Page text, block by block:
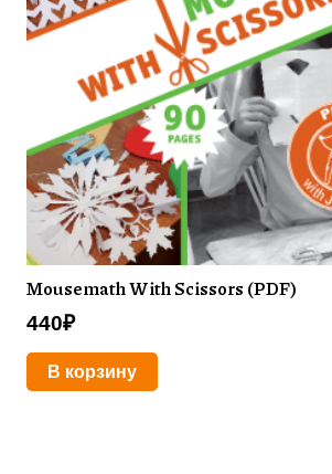
Mousemath With Scissors (PDF)
440₽
В корзину